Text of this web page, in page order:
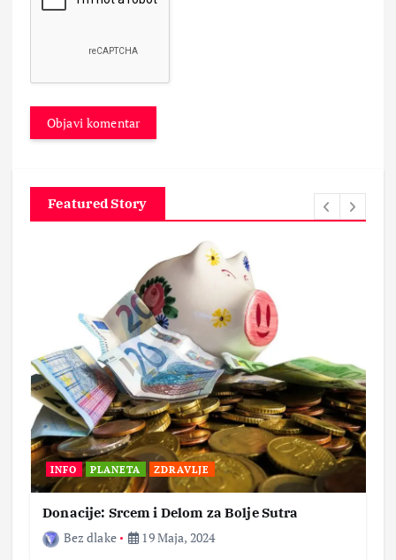
Featured Story
INFO PLANETA ZDRAVLJE
Donacije: Srcem i Delom za Bolje Sutra
Bez dlake
19 Maja, 2024